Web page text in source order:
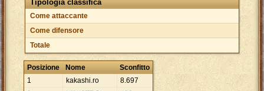
Tipologia classifica
Come attaccante
Come difensore
Totale
Posizione Nome
Sconfitto
1
kakashi.ro 8.697